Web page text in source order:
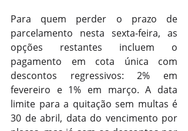
Para quem perder o prazo de
parcelamento nesta sexta-feira, as
opções restantes incluem o
pagamento em cota única com
descontos regressivos: 2% em
fevereiro e 1% em março. A data
limite para a quitação sem multas é
30 de abril, data do vencimento por